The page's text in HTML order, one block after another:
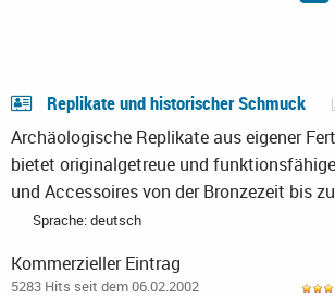
Replikate und historischer Schmuck
Archäologische Replikate aus eigener
bietet originalgetreue und
und Accessoires von der Bronzezeit bis
Sprache: deutsch
Kommerzieller Eintrag
5283 Hits seit dem 06.02.2002